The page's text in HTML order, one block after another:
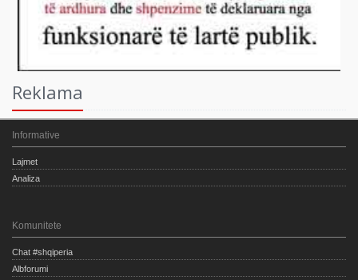
Reklama
Informative
Lajmet
Analiza
Komunitete
Chat #shqiperia
Albforumi